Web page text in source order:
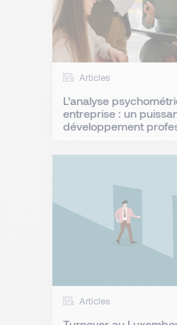
Articles
L’analyse
entreprise : un
développement
Articles